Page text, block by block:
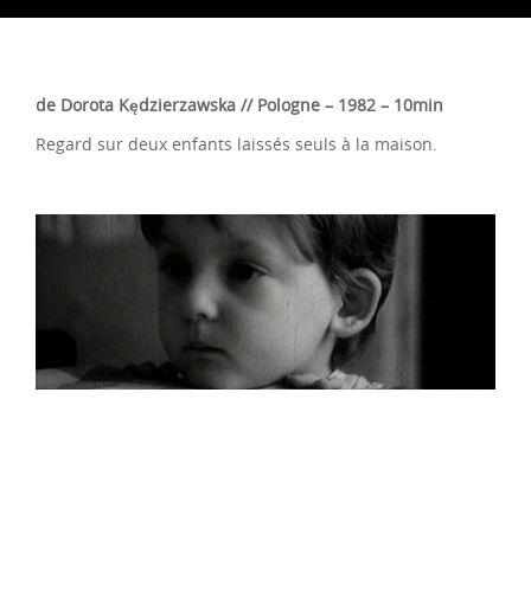
de Dorota Kędzierzawska // Pologne – 1982 – 10min
Regard sur deux enfants laissés seuls à la maison.